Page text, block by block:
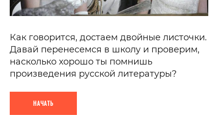
Как говорится, достаем двойные листочки.
Давай перенесемся в школу и проверим,
насколько хорошо ты помнишь
произведения русской литературы?
НАЧАТЬ